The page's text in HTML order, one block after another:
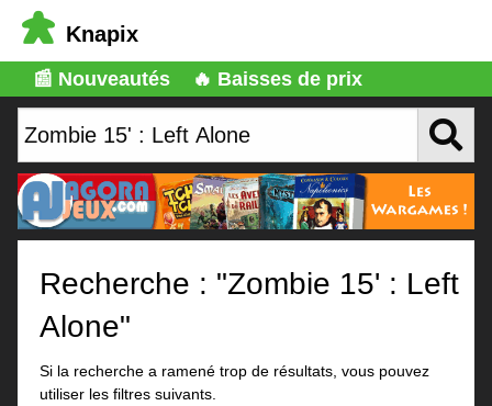
Knapix
📰 Nouveautés 🔥 Baisses de prix
Recherche : "Zombie 15' : Left
Alone"
Si la recherche a ramené trop de résultats, vous pouvez
utiliser les filtres suivants.